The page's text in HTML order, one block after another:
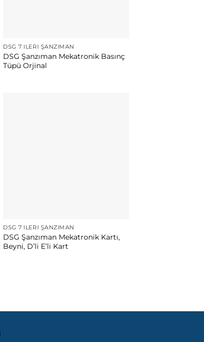
DSG 7 İLERI ŞANZIMAN
DSG Şanzıman Mekatronik Basınç
Tüpü Orjinal
DSG 7 İLERI ŞANZIMAN
DSG Şanzıman Mekatronik Kartı,
Beyni, D’li E’li Kart